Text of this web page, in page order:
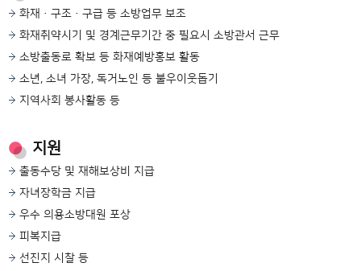
화재·구조·구급 등 소방업무 보조
화재취약시기 및 경계근무기간 중 필요시 소방관서 근무
소방출동로 확보 등 화재예방홍보 활동
소년, 소녀 가장, 독거노인 등 불우이웃돕기
지역사회 봉사활동 등
지원
출동수당 및 재해보상비 지급
자녀장학금 지급
우수 의용소방대원 포상
피복지급
선진지 시찰 등